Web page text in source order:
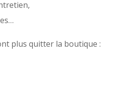
plus quitter la boutique :